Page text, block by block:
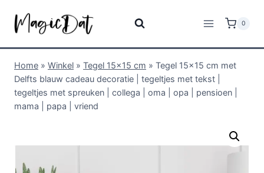
0
Home » Winkel » Tegel 15x15 cm » Tegel 15×15 cm met
Delfts blauw cadeau decoratie | tegeltjes met tekst |
tegeltjes met spreuken | collega | oma | opa | pensioen |
mama | papa | vriend